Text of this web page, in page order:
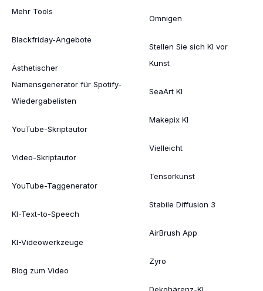
Mehr Tools
Blackfriday-Angebote
Ästhetischer
Namensgenerator für Spotify-
Wiedergabelisten
YouTube-Skriptautor
Video-Skriptautor
YouTube-Taggenerator
KI-Text-to-Speech
KI-Videowerkzeuge
Blog zum Video
Omnigen
Stellen Sie sich KI vor
Kunst
SeaArt KI
Makepix KI
Vielleicht
Tensorkunst
Stabile Diffusion 3
AirBrush App
Zyro